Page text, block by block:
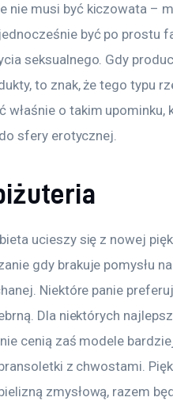
nie musi być kiczowata –
być po prostu
seksualnego. Gdy
to znak, że tego typu
właśnie o takim
sfery erotycznej.
ucieszy się z nowej
gdy brakuje pomysłu
Niektóre panie
Dla niektórych
cenią zaś modele
z chwostami.
zmysłową, razem